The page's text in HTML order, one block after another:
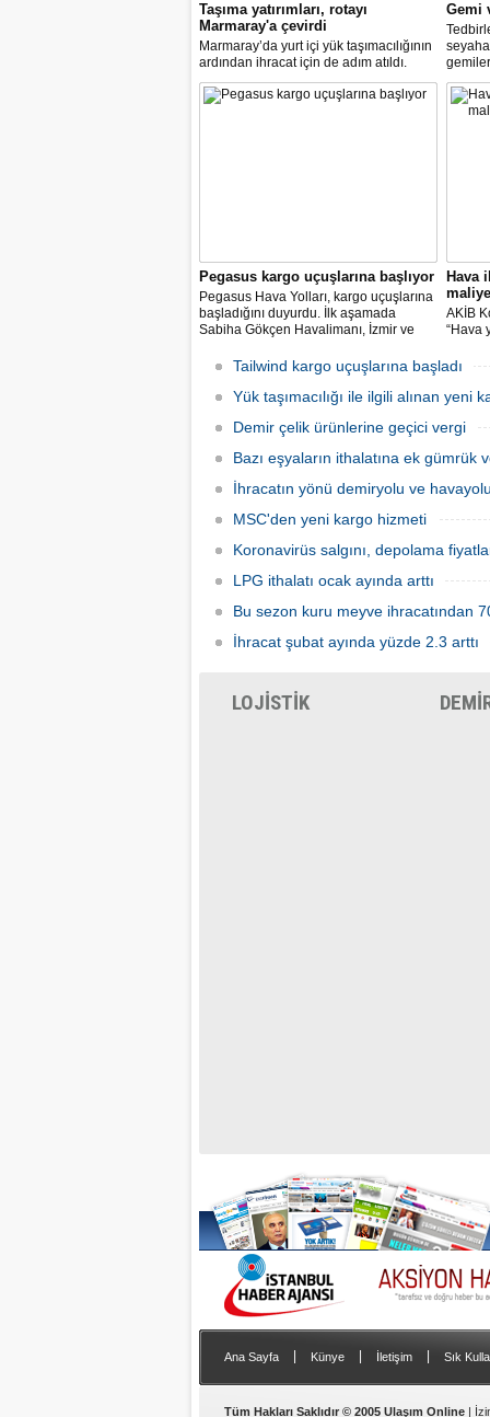
Taşıma yatırımları, rotayı
Marmaray'a çevirdi
Marmaray’da yurt içi yük taşımacılığının
ardından ihracat için de adım atıldı.
Karayolundaki engellerin aşılmasıyla
ihracatın hızlanacağını vurgulayan
Gemi
özel
Pegasus kargo uçuşlarına başlıyor
Pegasus Hava Yolları, kargo uçuşlarına
başladığını duyurdu. İlk aşamada
Sabiha Gökçen Havalimanı, İzmir ve
dahilindeki yurt içi ve yurt dışı noktalara
Hava
AKİB
“Hava
bu
Tailwind kargo uçuşlarına başladı
Yük taşımacılığı ile ilgili alınan yeni
Demir çelik ürünlerine geçici vergi
Bazı eşyaların ithalatına ek gümrük
İhracatın yönü demiryolu ve
MSC'den yeni kargo hizmeti
Koronavirüs salgını, depolama
LPG ithalatı ocak ayında arttı
Bu sezon kuru meyve ihracatından
İhracat şubat ayında yüzde 2.3 arttı
LOJİSTİK
Ana Sayfa Künye İletişim Sık
Tüm Hakları Saklıdır © 2005 Ulaşım Online |